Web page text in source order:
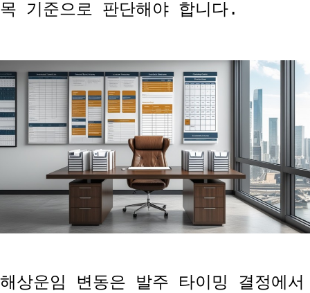
목 기준으로 판단해야 합니다.
해상운임 변동은 발주 타이밍 결정에서